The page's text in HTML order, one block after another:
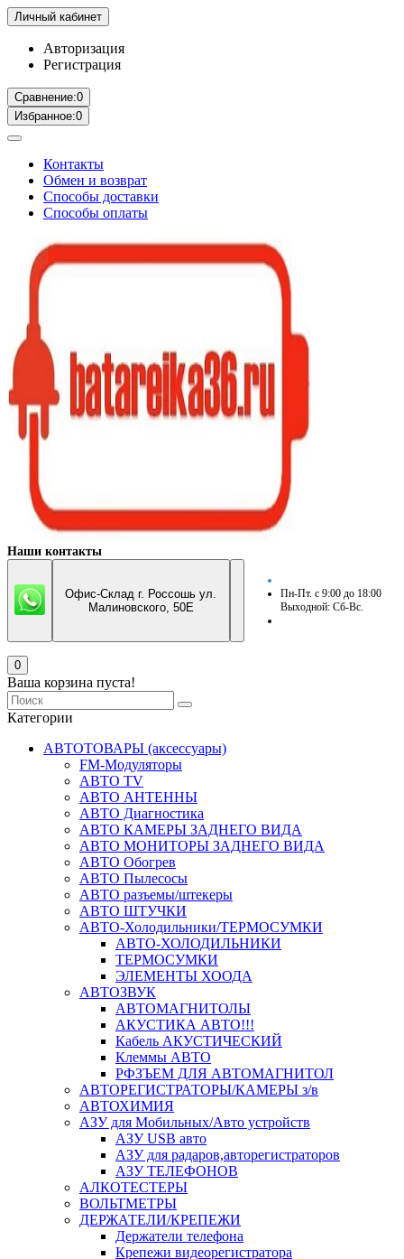
Личный кабинет
Авторизация
Регистрация
Сравнение:0
Избранное:0
Контакты
Обмен и возврат
Способы доставки
Способы оплаты
Наши контакты
Офис-Склад г. Россошь ул.
Малиновского, 50Е
Пн-Пт. с 9:00 до 18:00
Выходной: Сб-Вс.
0
Ваша корзина пуста!
Категории
АВТОТОВАРЫ (аксессуары)
FM-Модуляторы
АВТО TV
АВТО АНТЕННЫ
АВТО Диагностика
АВТО КАМЕРЫ ЗАДНЕГО ВИДА
АВТО МОНИТОРЫ ЗАДНЕГО ВИДА
АВТО Обогрев
АВТО Пылесосы
АВТО разъемы/штекеры
АВТО ШТУЧКИ
АВТО-Холодильники/ТЕРМОСУМКИ
АВТО-ХОЛОДИЛЬНИКИ
ТЕРМОСУМКИ
ЭЛЕМЕНТЫ ХООДА
АВТОЗВУК
АВТОМАГНИТОЛЫ
АКУСТИКА АВТО!!!
Кабель АКУСТИЧЕСКИЙ
Клеммы АВТО
РФЗЪЕМ ДЛЯ АВТОМАГНИТОЛ
АВТОРЕГИСТРАТОРЫ/КАМЕРЫ з/в
АВТОХИМИЯ
АЗУ для Мобильных/Авто устройств
АЗУ USB авто
АЗУ для радаров,авторегистраторов
АЗУ ТЕЛЕФОНОВ
АЛКОТЕСТЕРЫ
ВОЛЬТМЕТРЫ
ДЕРЖАТЕЛИ/КРЕПЕЖИ
Держатели телефона
Крепежи видеорегистратора